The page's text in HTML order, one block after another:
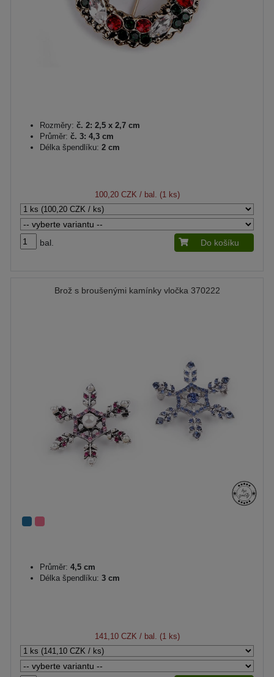
Rozměry: č. 2: 2,5 x 2,7 cm
Průměr: č. 3: 4,3 cm
Délka špendlíku: 2 cm
100,20 CZK / bal. (1 ks)
bal. Do košíku
Brož s broušenými kamínky vločka 370222
Průměr: 4,5 cm
Délka špendlíku: 3 cm
141,10 CZK / bal. (1 ks)